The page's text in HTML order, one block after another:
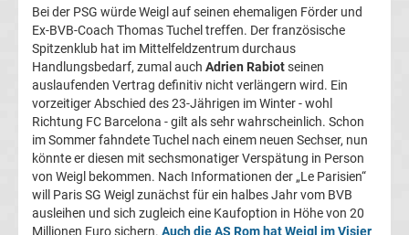
Fußballklubs
Fußball
Bundesliga
2.
Liga
Bei der PSG würde Weigl auf seinen ehemaligen Förder und
Ex-BVB-Coach Thomas Tuchel treffen. Der französische
Spitzenklub hat im Mittelfeldzentrum durchaus
Handlungsbedarf, zumal auch Adrien Rabiotseinen
auslaufenden Vertrag definitiv nicht verlängern wird. Ein
vorzeitiger Abschied des 23-Jährigen im Winter - wohl
Richtung FC Barcelona - gilt als sehr wahrscheinlich. Schon
im Sommer fahndete Tuchel nach einem neuen Sechser, nun
könnte er diesen mit sechsmonatiger Verspätung in Person
von Weigl bekommen. Nach Informationen der „Le Parisien“
will Paris SG Weigl zunächst für ein halbes Jahr vom BVB
ausleihen und sich zugleich eine Kaufoption in Höhe von 20
Millionen Euro sichern. Auch die AS Rom hat Weigl im Visier